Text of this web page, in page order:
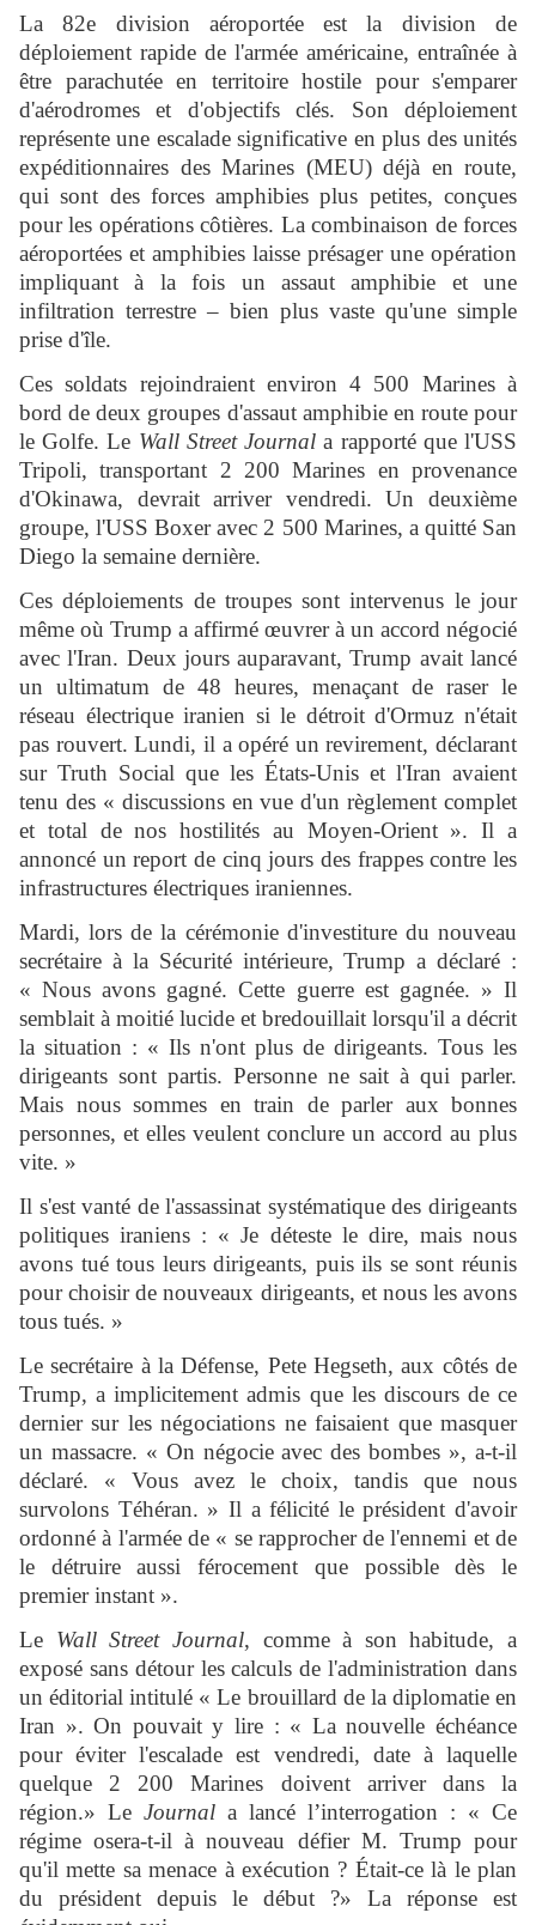
La 82e division aéroportée est la division de
déploiement rapide de l'armée américaine, entraînée à
être parachutée en territoire hostile pour s'emparer
d'aérodromes et d'objectifs clés. Son déploiement
représente une escalade significative en plus des unités
expéditionnaires des Marines (MEU) déjà en route,
qui sont des forces amphibies plus petites, conçues
pour les opérations côtières. La combinaison de forces
aéroportées et amphibies laisse présager une opération
impliquant à la fois un assaut amphibie et une
infiltration terrestre – bien plus vaste qu'une simple
prise d'île.
Ces soldats rejoindraient environ 4 500 Marines à
bord de deux groupes d'assaut amphibie en route pour
le Golfe. Le Wall Street Journal a rapporté que l'USS
Tripoli, transportant 2 200 Marines en provenance
d'Okinawa, devrait arriver vendredi. Un deuxième
groupe, l'USS Boxer avec 2 500 Marines, a quitté San
Diego la semaine dernière.
Ces déploiements de troupes sont intervenus le jour
même où Trump a affirmé œuvrer à un accord négocié
avec l'Iran. Deux jours auparavant, Trump avait lancé
un ultimatum de 48 heures, menaçant de raser le
réseau électrique iranien si le détroit d'Ormuz n'était
pas rouvert. Lundi, il a opéré un revirement, déclarant
sur Truth Social que les États-Unis et l'Iran avaient
tenu des « discussions en vue d'un règlement complet
et total de nos hostilités au Moyen-Orient ». Il a
annoncé un report de cinq jours des frappes contre les
infrastructures électriques iraniennes.
Mardi, lors de la cérémonie d'investiture du nouveau
secrétaire à la Sécurité intérieure, Trump a déclaré :
« Nous avons gagné. Cette guerre est gagnée. » Il
semblait à moitié lucide et bredouillait lorsqu'il a décrit
la situation : « Ils n'ont plus de dirigeants. Tous les
dirigeants sont partis. Personne ne sait à qui parler.
Mais nous sommes en train de parler aux bonnes
personnes, et elles veulent conclure un accord au plus
vite. »
Il s'est vanté de l'assassinat systématique des dirigeants
politiques iraniens : « Je déteste le dire, mais nous
avons tué tous leurs dirigeants, puis ils se sont réunis
pour choisir de nouveaux dirigeants, et nous les avons
tous tués. »
Le secrétaire à la Défense, Pete Hegseth, aux côtés de
Trump, a implicitement admis que les discours de ce
dernier sur les négociations ne faisaient que masquer
un massacre. « On négocie avec des bombes », a-t-il
déclaré. « Vous avez le choix, tandis que nous
survolons Téhéran. » Il a félicité le président d'avoir
ordonné à l'armée de « se rapprocher de l'ennemi et de
le détruire aussi férocement que possible dès le
premier instant ».
Le Wall Street Journal, comme à son habitude, a
exposé sans détour les calculs de l'administration dans
un éditorial intitulé « Le brouillard de la diplomatie en
Iran ». On pouvait y lire : « La nouvelle échéance
pour éviter l'escalade est vendredi, date à laquelle
quelque 2 200 Marines doivent arriver dans la
région.» Le Journal a lancé l’interrogation : « Ce
régime osera-t-il à nouveau défier M. Trump pour
qu'il mette sa menace à exécution ? Était-ce là le plan
du président depuis le début ?» La réponse est